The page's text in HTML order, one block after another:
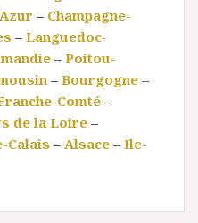
– Champagne-
– Languedoc-
– Poitou-
– Bourgogne –
Comté –
de la Loire –
Calais – Alsace – Ile-